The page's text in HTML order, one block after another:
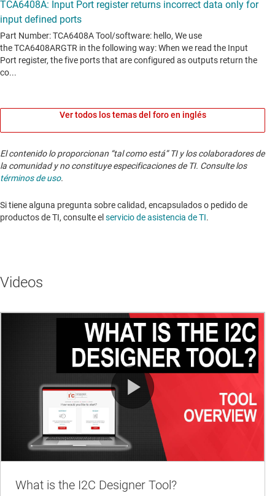
Ver todos los temas del foro en inglés
El contenido lo proporcionan “tal como está” TI y los colaboradores de
la comunidad y no constituye especificaciones de TI. Consulte los
términos de uso.
Si tiene alguna pregunta sobre calidad, encapsulados o pedido de
productos de TI, consulte el servicio de asistencia de TI. ​​​​​​​​​​​​​​
Videos